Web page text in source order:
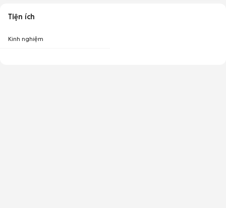
Tiện ích
Kinh nghiệm